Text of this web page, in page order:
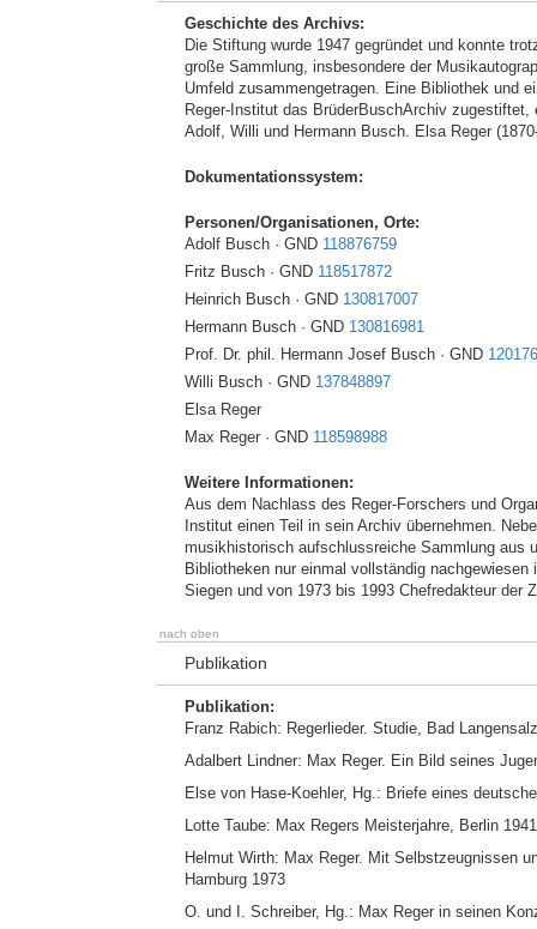
Geschichte des Archivs:
Die Stiftung wurde 1947 gegründet und konnte
große Sammlung, insbesondere der
Umfeld zusammengetragen. Eine Bibliothek und
Reger-Institut das BrüderBuschArchiv
Adolf, Willi und Hermann Busch. Elsa Reger
Dokumentationssystem:
Personen/Organisationen, Orte:
Adolf Busch · GND 118876759
Fritz Busch · GND 118517872
Heinrich Busch · GND 130817007
Hermann Busch · GND 130816981
Prof. Dr. phil. Hermann Josef Busch · GND
Willi Busch · GND 137848897
Elsa Reger
Max Reger · GND 118598988
Weitere Informationen:
Aus dem Nachlass des Reger-Forschers und
Institut einen Teil in sein Archiv übernehmen.
musikhistorisch aufschlussreiche Sammlung aus
Bibliotheken nur einmal vollständig
Siegen und von 1973 bis 1993 Chefredakteur der
nach oben
Publikation
Publikation:
Franz Rabich: Regerlieder. Studie, Bad
Adalbert Lindner: Max Reger. Ein Bild seines
Else von Hase-Koehler, Hg.: Briefe eines
Lotte Taube: Max Regers Meisterjahre, Berlin 1941
Helmut Wirth: Max Reger. Mit Selbstzeugnissen
Hamburg 1973
O. und I. Schreiber, Hg.: Max Reger in seinen